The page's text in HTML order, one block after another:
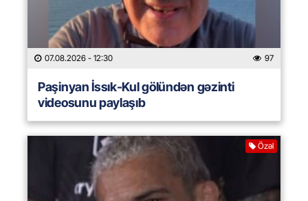
07.08.2026 - 12:30 97
Paşinyan İssık-Kul gölündən gəzinti
videosunu paylaşıb
Özəl